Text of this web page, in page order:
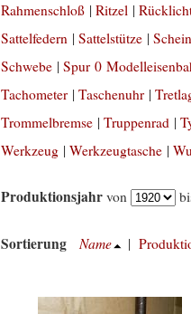
Rahmenschloß |Ritzel |
Sattelfedern |Sattelstütze |
Schwebe |Spur 0
Tachometer |Taschenuhr |
Trommelbremse |Truppenrad |
Werkzeug |Werkzeugtasche |
Produktionsjahr von
Sortierung Name |